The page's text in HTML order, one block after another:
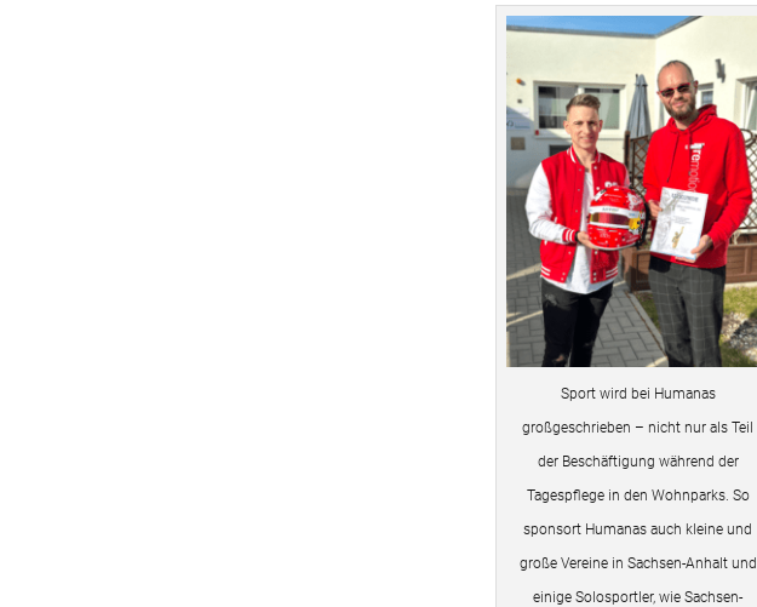
Sport wird bei Humanas
großgeschrieben – nicht nur als Teil
der Beschäftigung während der
Tagespflege in den Wohnparks. So
sponsort Humanas auch kleine und
große Vereine in Sachsen-Anhalt und
einige Solosportler, wie Sachsen-